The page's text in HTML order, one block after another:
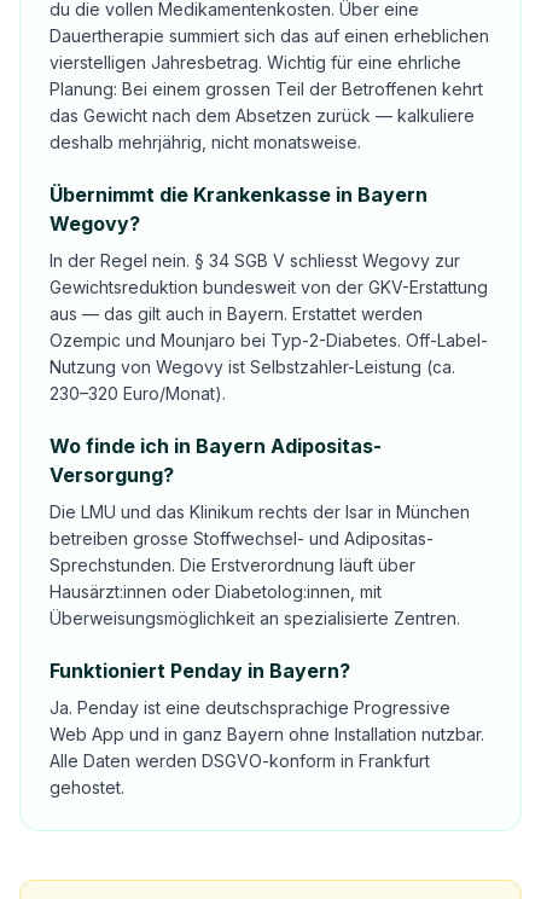
du die vollen Medikamentenkosten. Über eine
Dauertherapie summiert sich das auf einen erheblichen
vierstelligen Jahresbetrag. Wichtig für eine ehrliche
Planung: Bei einem grossen Teil der Betroffenen kehrt
das Gewicht nach dem Absetzen zurück — kalkuliere
deshalb mehrjährig, nicht monatsweise.
Übernimmt die Krankenkasse in Bayern
Wegovy?
In der Regel nein. § 34 SGB V schliesst Wegovy zur
Gewichtsreduktion bundesweit von der GKV-Erstattung
aus — das gilt auch in Bayern. Erstattet werden
Ozempic und Mounjaro bei Typ-2-Diabetes. Off-Label-
Nutzung von Wegovy ist Selbstzahler-Leistung (ca.
230–320 Euro/Monat).
Wo finde ich in Bayern Adipositas-
Versorgung?
Die LMU und das Klinikum rechts der Isar in München
betreiben grosse Stoffwechsel- und Adipositas-
Sprechstunden. Die Erstverordnung läuft über
Hausärzt:innen oder Diabetolog:innen, mit
Überweisungsmöglichkeit an spezialisierte Zentren.
Funktioniert Penday in Bayern?
Ja. Penday ist eine deutschsprachige Progressive
Web App und in ganz Bayern ohne Installation nutzbar.
Alle Daten werden DSGVO-konform in Frankfurt
gehostet.